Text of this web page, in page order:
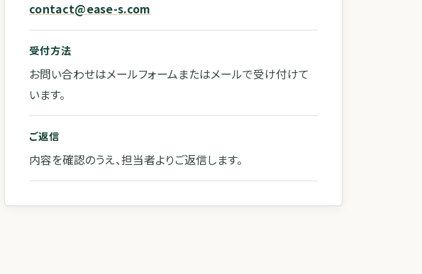
contact@ease-s.com
受付方法
お問い合わせはメールフォームまたはメールで受け付けて
います。
ご返信
内容を確認のうえ、担当者よりご返信します。